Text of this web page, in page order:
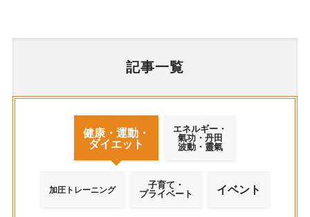
記事一覧
健康・運動・
ダイエット
エネルギー・
氣功・丹田
波動・靈氣
加圧トレーニング
子育て・
プライベート
イベント